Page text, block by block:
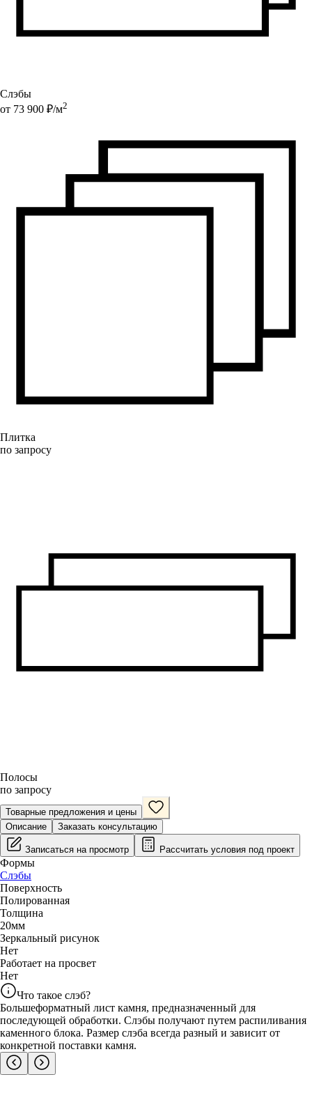
Слэбы
от 73 900 ₽/м2
Плитка
по запросу
Полосы
по запросу
Товарные предложения и цены
Описание
Заказать консультацию
Записаться на просмотр Рассчитать условия под проект
Формы
Слэбы
Поверхность
Полированная
Толщина
20мм
Зеркальный рисунок
Нет
Работает на просвет
Нет
Что такое слэб?
Большеформатный лист камня, предназначенный для
последующей обработки. Слэбы получают путем распиливания
каменного блока. Размер слэба всегда разный и зависит от
конкретной поставки камня.